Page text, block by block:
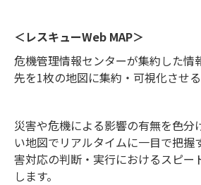
＜レスキューWeb MAP＞
危機管理情報センターが集約した情
先を1枚の地図に集約・可視化させる
災害や危機による影響の有無を色分
い地図でリアルタイムに一目で把握
害対応の判断・実行におけるスピー
します。